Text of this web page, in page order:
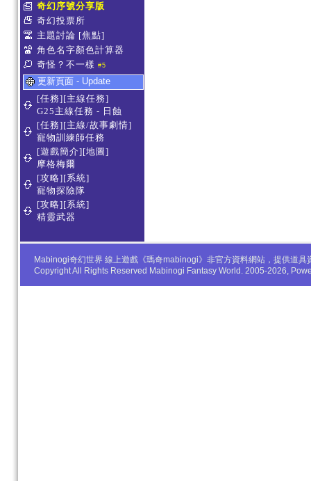
奇幻序號分享版
奇幻投票所
主題討論 [焦點]
角色名字顏色計算器
奇怪？不一樣 #5
更新頁面 - Update
[任務][主線任務]
G25主線任務 - 日蝕
[任務][主線/故事劇情]
寵物訓練師任務
[遊戲簡介][地圖]
摩格梅爾
[攻略][系統]
寵物探險隊
[攻略][系統]
精靈武器
Mabinogi奇幻世界 線上遊戲《瑪奇mabinogi》非官方資料網站，提供道
Copyright All Rights Reserved Mabinogi Fantasy World. 2005-2026,